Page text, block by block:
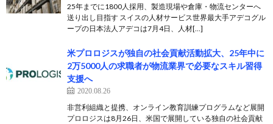
25年までに1800人採用、製造現場や倉庫・物流センターへ
送り出し目指す スイスの人材サービス世界最大手アデコグル
ープの日本法人アデコは7月4日、人材[…]
米プロロジスが独自の社会貢献活動拡大、25年中に
2万5000人の求職者が物流業界で必要なスキル習得
支援へ
2020.08.26
非営利組織と提携、オンライン教育訓練プログラムなど展開
プロロジスは8月26日、米国で展開している独自の社会貢献